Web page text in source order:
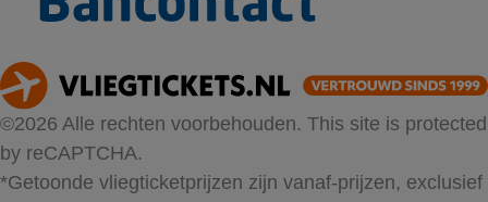
©2026 Alle rechten voorbehouden. This site is protected
by reCAPTCHA.
*Getoonde vliegticketprijzen zijn vanaf-prijzen, exclusief